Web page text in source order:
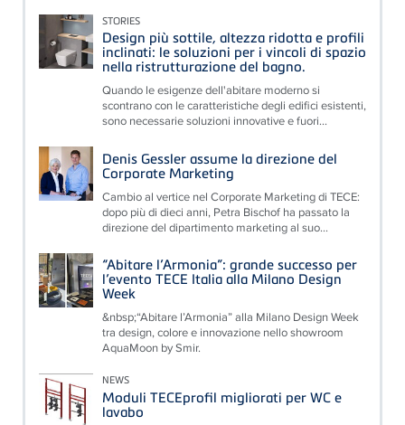
STORIES
Design più sottile, altezza ridotta e profili
inclinati: le soluzioni per i vincoli di spazio
nella ristrutturazione del bagno.
Quando le esigenze dell'abitare moderno si
scontrano con le caratteristiche degli edifici esistenti,
sono necessarie soluzioni innovative e fuori...
Denis Gessler assume la direzione del
Corporate Marketing
Cambio al vertice nel Corporate Marketing di TECE:
dopo più di dieci anni, Petra Bischof ha passato la
direzione del dipartimento marketing al suo...
“Abitare l’Armonia”: grande successo per
l’evento TECE Italia alla Milano Design
Week
&nbsp;“Abitare l’Armonia” alla Milano Design Week
tra design, colore e innovazione nello showroom
AquaMoon by Smir.
NEWS
Moduli TECEprofil migliorati per WC e
lavabo